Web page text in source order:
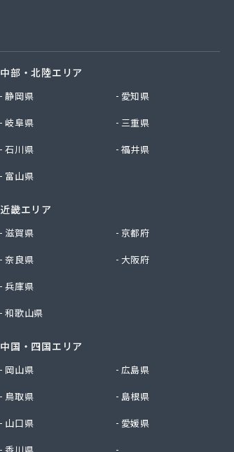
中部・北陸エリア
静岡県
愛知県
岐阜県
三重県
石川県
福井県
富山県
近畿エリア
滋賀県
京都府
奈良県
大阪府
兵庫県
和歌山県
中国・四国エリア
岡山県
広島県
鳥取県
島根県
山口県
愛媛県